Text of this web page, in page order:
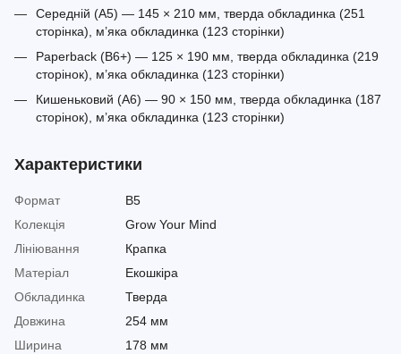
Середній (A5) — 145 × 210 мм, тверда обкладинка (251
сторінка), м’яка обкладинка (123 сторінки)
Paperback (B6+) — 125 × 190 мм, тверда обкладинка (219
сторінок), м’яка обкладинка (123 сторінки)
Кишеньковий (A6) — 90 × 150 мм, тверда обкладинка (187
сторінок), м’яка обкладинка (123 сторінки)
Характеристики
Формат
B5
Колекція
Grow Your Mind
Лініювання
Крапка
Матеріал
Екошкіра
Обкладинка
Тверда
Довжина
254 мм
Ширина
178 мм